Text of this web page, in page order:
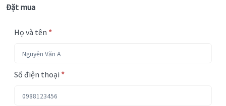
Đặt mua
Họ và tên *
Số điện thoại *